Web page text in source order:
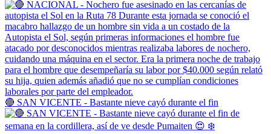
🔴 SAN VICENTE - Bastante nieve cayó durante el fin